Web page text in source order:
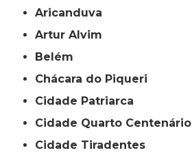
Aricanduva
Artur Alvim
Belém
Chácara do Piqueri
Cidade Patriarca
Cidade Quarto Centenário
Cidade Tiradentes